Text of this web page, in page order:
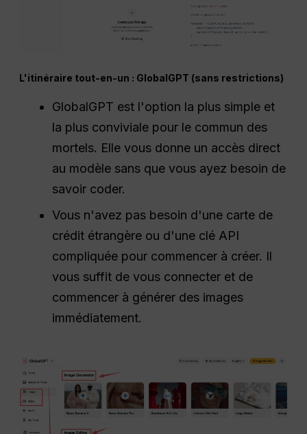
L'itinéraire tout-en-un : GlobalGPT (sans restrictions)
GlobalGPT est l'option la plus simple et
la plus conviviale pour le commun des
mortels. Elle vous donne un accès direct
au modèle sans que vous ayez besoin de
savoir coder.
Vous n'avez pas besoin d'une carte de
crédit étrangère ou d'une clé API
compliquée pour commencer à créer. Il
vous suffit de vous connecter et de
commencer à générer des images
immédiatement.